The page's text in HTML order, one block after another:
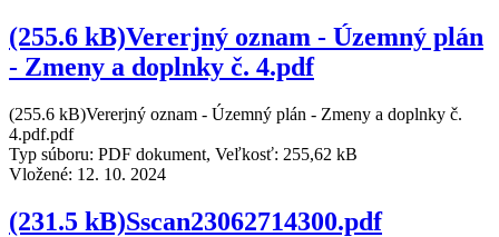
(255.6 kB)Vererjný oznam - Územný plán
- Zmeny a doplnky č. 4.pdf
(255.6 kB)Vererjný oznam - Územný plán - Zmeny a doplnky č.
4.pdf.pdf
Typ súboru: PDF dokument, Veľkosť: 255,62 kB
Vložené: 12. 10. 2024
(231.5 kB)Sscan23062714300.pdf